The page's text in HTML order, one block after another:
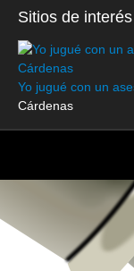
Sitios de interés
Yo jugué con un
Cárdenas